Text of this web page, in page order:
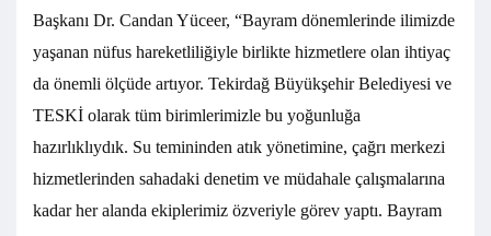
Başkanı Dr. Candan Yüceer, “Bayram dönemlerinde ilimizde
yaşanan nüfus hareketliliğiyle birlikte hizmetlere olan ihtiyaç
da önemli ölçüde artıyor. Tekirdağ Büyükşehir Belediyesi ve
TESKİ olarak tüm birimlerimizle bu yoğunluğa
hazırlıklıydık. Su temininden atık yönetimine, çağrı merkezi
hizmetlerinden sahadaki denetim ve müdahale çalışmalarına
kadar her alanda ekiplerimiz özveriyle görev yaptı. Bayram